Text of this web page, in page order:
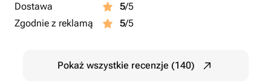
Dostawa
5/5
Zgodnie z reklamą
5/5
Pokaż wszystkie recenzje (140)